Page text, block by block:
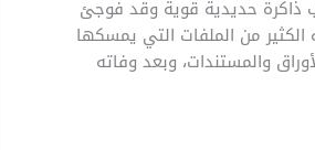
ذاكرة حديدية قوية وقد فوجئ
من الملفات التي يمسكها
والمستندات، وبعد وفاته